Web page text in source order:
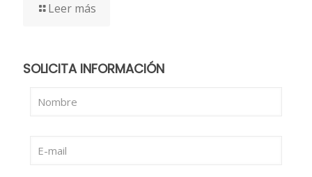
Leer más
SOLICITA INFORMACIÓN